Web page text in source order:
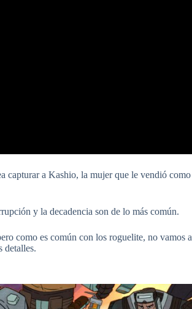
capturar a Kashio, la mujer que le vendió como
y la decadencia son de lo más común.
como es común con los roguelite, no vamos a
detalles.